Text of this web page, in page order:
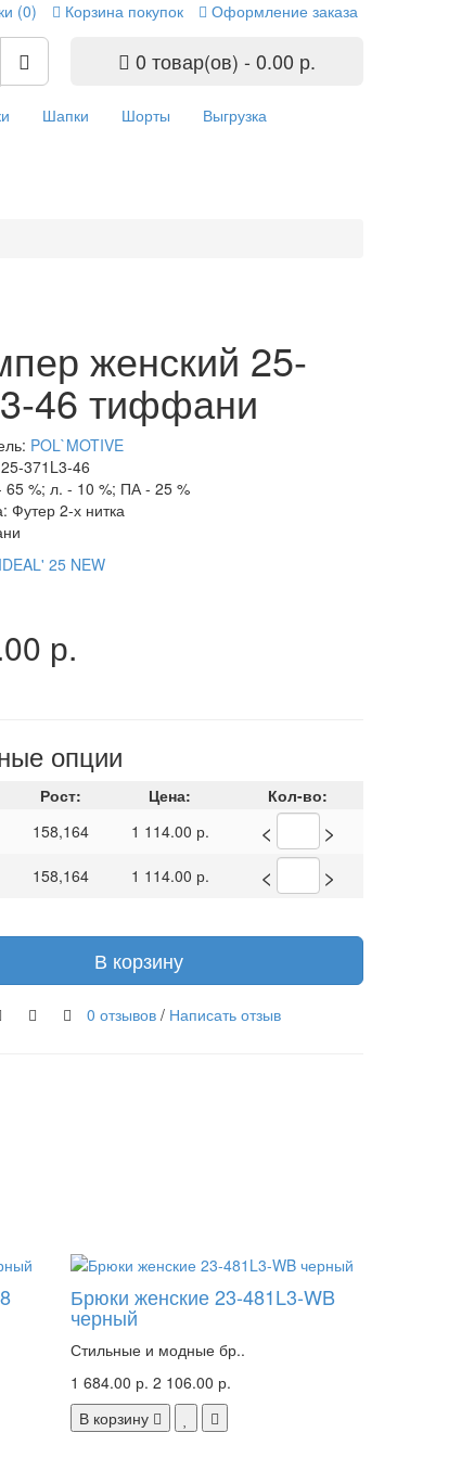
(0) Корзина покупок Оформление заказа
0 товар(ов) - 0.00 р.
Шапки Шорты Выгрузка
женский 25-
46 тиффани
POL`MOTIVE
371L3-46
65 %; л. - 10 %; ПА - 25 %
Футер 2-х нитка
IDEAL' 25 NEW
р.
опции
Рост: Цена:
Кол-во:
158,164 1 114.00 р. < >
158,164 1 114.00 р. < >
В корзину
0 отзывов / Написать отзыв
Брюки женские 23-481L3-WB
черный
Стильные и модные бр..
1 684.00 р. 2 106.00 р.
В корзину